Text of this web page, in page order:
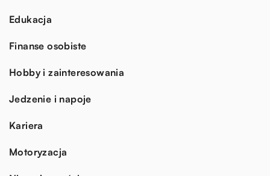
Edukacja
Finanse osobiste
Hobby i zainteresowania
Jedzenie i napoje
Kariera
Motoryzacja